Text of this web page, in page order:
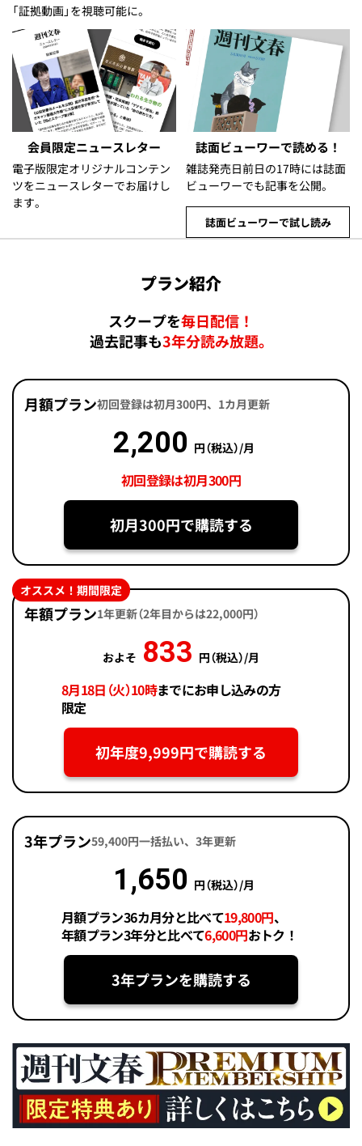
「証拠動画」を視聴可能に。
会員限定ニュースレター
電子版限定オリジナルコンテン
ツをニュースレターでお届けし
ます。
誌面ビューワーで読める！
雑誌発売日前日の17時には誌面
ビューワーでも記事を公開。
誌面ビューワーで試し読み
プラン紹介
スクープを毎日配信！
過去記事も3年分読み放題。
月額プラン初回登録は初月300円、1カ月更新
2,200 円（税込）/月
初回登録は初月300円
初月300円で購読する
年額プラン1年更新（2年目からは22,000円）
およそ 833 円（税込）/月
8月18日（火）10時までにお申し込みの方
限定
初年度9,999円で購読する
オススメ！期間限定
3年プラン59,400円一括払い、3年更新
1,650 円（税込）/月
月額プラン36カ月分と比べて19,800円、
年額プラン3年分と比べて6,600円おトク！
3年プランを購読する